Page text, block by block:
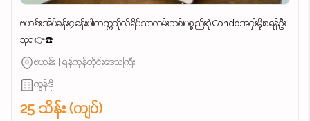
ဗဟန်း၊အိပ်ခန်း၄ခန်းပါ၊တက္ကသိုလ်ရိပ်သာလမ်းသစ်၊ပစ္စည်းစုံCondoအငှါးမို့၊စရန်ဦး
သူရ👉☎️
ဗဟန်း | ရန်ကုန်တိုင်းဒေသကြီး
ကွန်ဒို
25 သိန်း (ကျပ်)